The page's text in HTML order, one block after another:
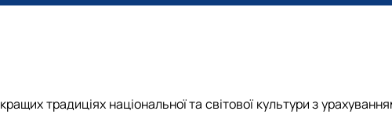
традиціях національної та світової культури з